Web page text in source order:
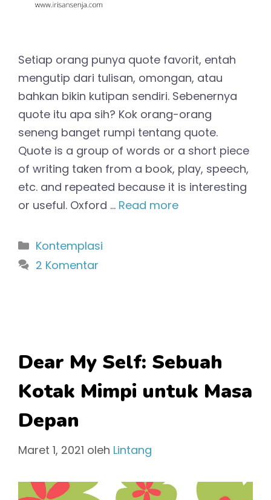
Setiap orang punya quote favorit, entah
mengutip dari tulisan, omongan, atau
bahkan bikin kutipan sendiri. Sebenernya
quote itu apa sih? Kok orang-orang
seneng banget rumpi tentang quote.
Quote is a group of words or a short piece
of writing taken from a book, play, speech,
etc. and repeated because it is interesting
or useful. Oxford … Read more
Kategori
Kontemplasi
2 Komentar
Dear My Self: Sebuah
Kotak Mimpi untuk Masa
Depan
Maret 1, 2021 oleh Lintang